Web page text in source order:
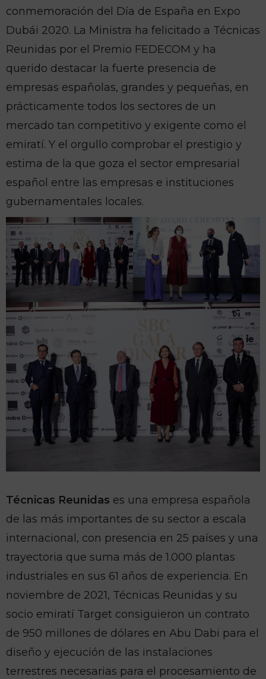
conmemoración del Día de España en Expo
Dubái 2020. La Ministra ha felicitado a Técnicas
Reunidas por el Premio FEDECOM y ha
querido destacar la fuerte presencia de
empresas españolas, grandes y pequeñas, en
prácticamente todos los sectores de un
mercado tan competitivo y exigente como el
emiratí. Y el orgullo comprobar el prestigio y
estima de la que goza el sector empresarial
español entre las empresas e instituciones
gubernamentales locales.
Técnicas Reunidas es una empresa española
de las más importantes de su sector a escala
internacional, con presencia en 25 países y una
trayectoria que suma más de 1.000 plantas
industriales en sus 61 años de experiencia. En
noviembre de 2021, Técnicas Reunidas y su
socio emiratí Target consiguieron un contrato
de 950 millones de dólares en Abu Dabi para el
diseño y ejecución de las instalaciones
terrestres necesarias para el procesamiento de